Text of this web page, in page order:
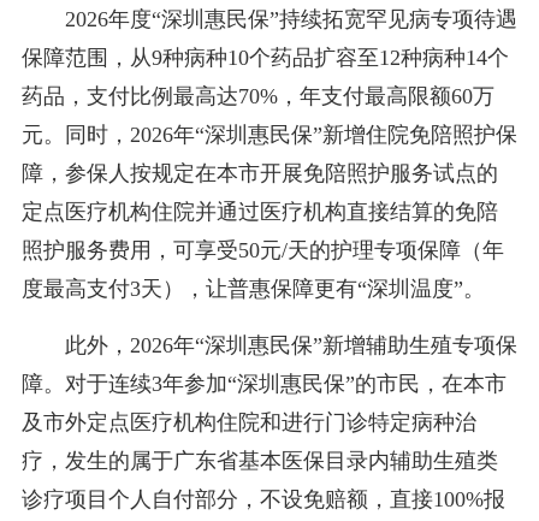
2026年度“深圳惠民保”持续拓宽罕见病专项待遇
保障范围，从9种病种10个药品扩容至12种病种14个
药品，支付比例最高达70%，年支付最高限额60万
元。同时，2026年“深圳惠民保”新增住院免陪照护保
障，参保人按规定在本市开展免陪照护服务试点的
定点医疗机构住院并通过医疗机构直接结算的免陪
照护服务费用，可享受50元/天的护理专项保障（年
度最高支付3天），让普惠保障更有“深圳温度”。
此外，2026年“深圳惠民保”新增辅助生殖专项保
障。对于连续3年参加“深圳惠民保”的市民，在本市
及市外定点医疗机构住院和进行门诊特定病种治
疗，发生的属于广东省基本医保目录内辅助生殖类
诊疗项目个人自付部分，不设免赔额，直接100%报